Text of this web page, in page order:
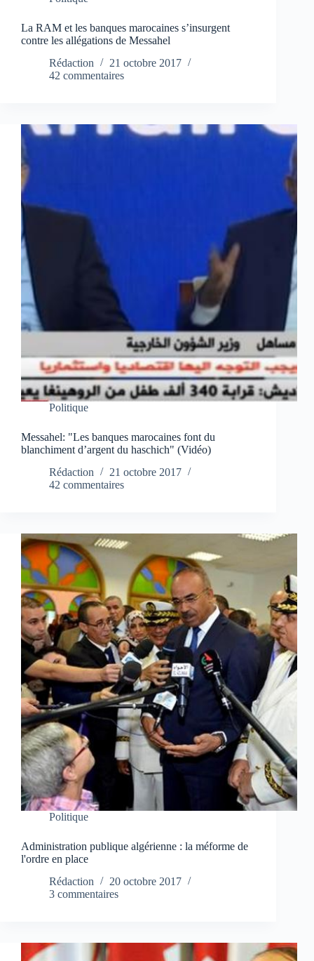
La RAM et les banques marocaines s’insurgent
contre les allégations de Messahel
Rédaction
21 octobre 2017
42 commentaires
Politique
Messahel: "Les banques marocaines font du
blanchiment d’argent du haschich" (Vidéo)
Rédaction
21 octobre 2017
42 commentaires
Politique
Administration publique algérienne : la méforme de
l'ordre en place
Rédaction
20 octobre 2017
3 commentaires